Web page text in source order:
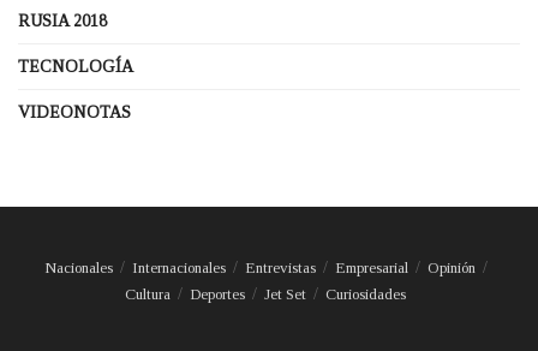
RUSIA 2018
TECNOLOGÍA
VIDEONOTAS
Nacionales Internacionales Entrevistas Empresarial
Opinión
Cultura
Deportes Jet Set Curiosidades